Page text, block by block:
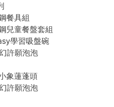
餐具組
兒童餐盤套組
學習吸盤碗
許願泡泡
象蓮蓬頭
許願泡泡